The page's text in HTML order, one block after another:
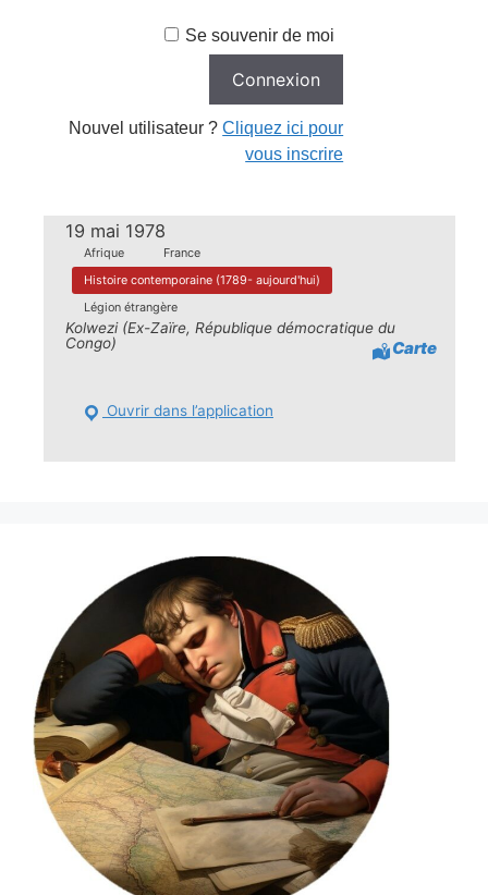
Se souvenir de moi
Nouvel utilisateur ?Cliquez ici pour
vous inscrire
19 mai 1978
Afrique
France
Histoire contemporaine (1789- aujourd'hui)
Légion étrangère
Kolwezi (Ex-Zaïre, République démocratique du
Congo)
Carte
Ouvrir dans l’application